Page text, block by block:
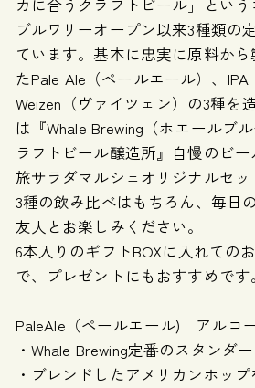
カに合うクラフトビール」という
ブルワリーオープン以来3種類の
ています。基本に忠実に原料か
たPale Ale（ペールエール）、IPA
Weizen（ヴァイツェン）の3種を
は『Whale Brewing（ホエールブ
ラフトビール醸造所』自慢のビー
旅サラダマルシェオリジナルセッ
3種の飲み比べはもちろん、毎日
友人とお楽しみください。
6本入りのギフトBOXに入れての
で、プレゼントにもおすすめです。
PaleAle（ペールエール) アルコ
・Whale Brewing定番のスタンダ
・ブレンドしたアメリカンホップ